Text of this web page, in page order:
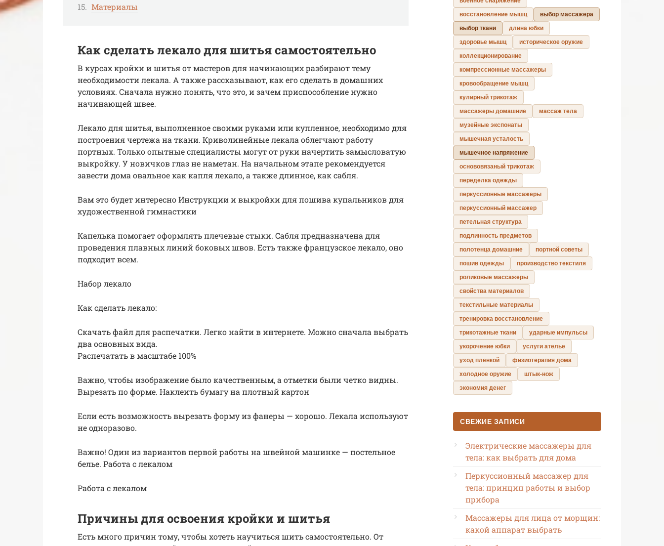
Материалы
Как сделать лекало для шитья самостоятельно
В курсах кройки и шитья от мастеров для начинающих разбирают тему
необходимости лекала. А также рассказывают, как его сделать в домашних
условиях. Сначала нужно понять, что это, и зачем приспособление нужно
начинающей швее.
Лекало для шитья, выполненное своими руками или купленное, необходимо для
построения чертежа на ткани. Криволинейные лекала облегчают работу
портных. Только опытные специалисты могут от руки начертить замысловатую
выкройку. У новичков глаз не наметан. На начальном этапе рекомендуется
завести дома овальное как капля лекало, а также длинное, как сабля.
Вам это будет интересно Инструкции и выкройки для пошива купальников для
художественной гимнастики
Капелька помогает оформлять плечевые стыки. Сабля предназначена для
проведения плавных линий боковых швов. Есть также французское лекало, оно
подходит всем.
Набор лекало
Как сделать лекало:
Скачать файл для распечатки. Легко найти в интернете. Можно сначала выбрать
два основных вида.
Распечатать в масштабе 100%
Важно, чтобы изображение было качественным, а отметки были четко видны.
Вырезать по форме. Наклеить бумагу на плотный картон
Если есть возможность вырезать форму из фанеры — хорошо. Лекала используют
не одноразово.
Важно! Один из вариантов первой работы на швейной машинке — постельное
белье. Работа с лекалом
Работа с лекалом
Причины для освоения кройки и шитья
Есть много причин тому, чтобы хотеть научиться шить самостоятельно. От
восстановление мышц
выбор массажера
выбор ткани
длина юбки
здоровье мышц
историческое оружие
коллекционирование
компрессионные массажеры
кровообращение мышц
кулирный трикотаж
массажеры домашние
массаж тела
музейные экспонаты
мышечная усталость
мышечное напряжение
основовязаный трикотаж
переделка одежды
перкуссионные массажеры
перкуссионный массажер
петельная структура
подлинность предметов
полотенца домашние
портной советы
пошив одежды
производство текстиля
роликовые массажеры
свойства материалов
текстильные материалы
тренировка восстановление
трикотажные ткани
ударные импульсы
укорочение юбки
услуги ателье
уход пленкой
физиотерапия дома
холодное оружие
штык-нож
экономия денег
СВЕЖИЕ ЗАПИСИ
Электрические массажеры для
тела: как выбрать для дома
Перкуссионный массажер для
тела: принцип работы и выбор
прибора
Массажеры для лица от морщин:
какой аппарат выбрать